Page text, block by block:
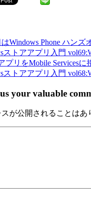
Windows Phone ハンズ
ストアアプリ入門
プリをMobile Servicesに
ストアアプリ入門
your valuable
が公開されることはあ